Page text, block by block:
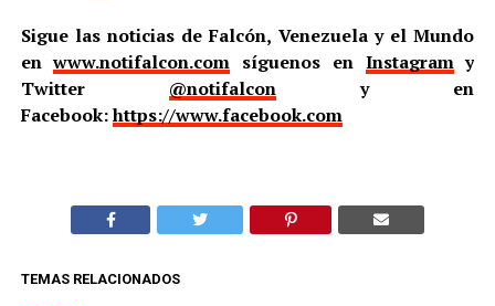
Sigue las noticias de Falcón, Venezuela y el Mundo
enwww.notifalcon.com síguenos en Instagramy
Twitter @notifalcony en
Facebook:https://www.facebook.com
TEMAS RELACIONADOS